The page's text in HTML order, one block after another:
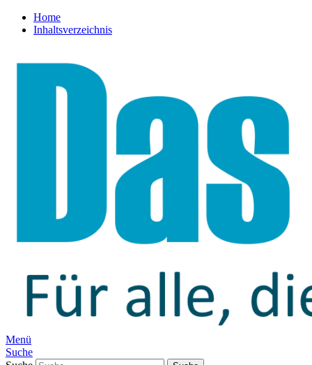
Home
Inhaltsverzeichnis
Menü
Suche